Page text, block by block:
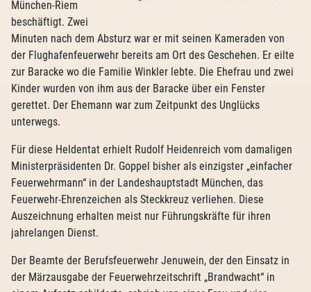
München-Riem
beschäftigt. Zwei
Minuten nach dem Absturz war er mit seinen Kameraden von
der Flughafenfeuerwehr bereits am Ort des Geschehen. Er eilte
zur Baracke wo die Familie Winkler lebte. Die Ehefrau und zwei
Kinder wurden von ihm aus der Baracke über ein Fenster
gerettet. Der Ehemann war zum Zeitpunkt des Unglücks
unterwegs.
Für diese Heldentat erhielt Rudolf Heidenreich vom damaligen
Ministerpräsidenten Dr. Goppel bisher als einzigster „einfacher
Feuerwehrmann“ in der Landeshauptstadt München, das
Feuerwehr-Ehrenzeichen als Steckkreuz verliehen. Diese
Auszeichnung erhalten meist nur Führungskräfte für ihren
jahrelangen Dienst.
Der Beamte der Berufsfeuerwehr Jenuwein, der den Einsatz in
der Märzausgabe der Feuerwehrzeitschrift „Brandwacht“ in